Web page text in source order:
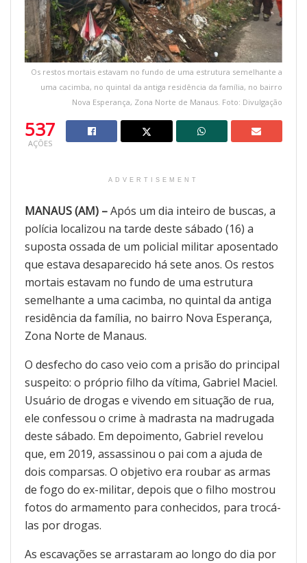
Os restos mortais estavam no fundo de uma estrutura semelhante a
uma cacimba, no quintal da antiga residência da família, no bairro
Nova Esperança, Zona Norte de Manaus. Foto: Divulgação
537
AÇÕES
ADVERTISEMENT
MANAUS (AM) –Após um dia inteiro de buscas, a
polícia localizou na tarde deste sábado (16) a
suposta ossada de um policial militar aposentado
que estava desaparecido há sete anos. Os restos
mortais estavam no fundo de uma estrutura
semelhante a uma cacimba, no quintal da antiga
residência da família, no bairro Nova Esperança,
Zona Norte de Manaus.
O desfecho do caso veio com a prisão do principal
suspeito: o próprio filho da vítima, Gabriel Maciel.
Usuário de drogas e vivendo em situação de rua,
ele confessou o crime à madrasta na madrugada
deste sábado. Em depoimento, Gabriel revelou
que, em 2019, assassinou o pai com a ajuda de
dois comparsas. O objetivo era roubar as armas
de fogo do ex-militar, depois que o filho mostrou
fotos do armamento para conhecidos, para trocá-
las por drogas.
As escavações se arrastaram ao longo do dia por